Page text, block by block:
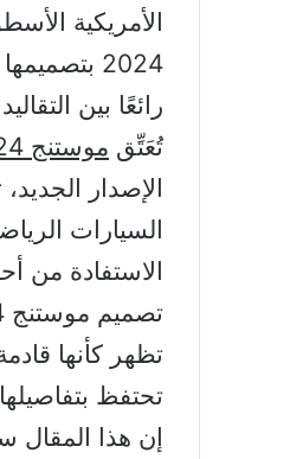
الأمريكية
2024
رائعًا بين
تُعَتِّق موستنج 2024
الإصدار
الاستفادة من
تظهر كأنها
تحتفظ